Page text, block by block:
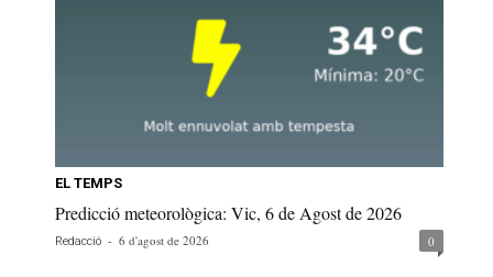
EL TEMPS
Predicció meteorològica: Vic, 6 de Agost de 2026
Redacció - 6 d'agost de 2026 0